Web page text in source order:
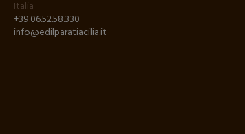
Italia
+39.06.52.58.330
info@edilparatiacilia.it